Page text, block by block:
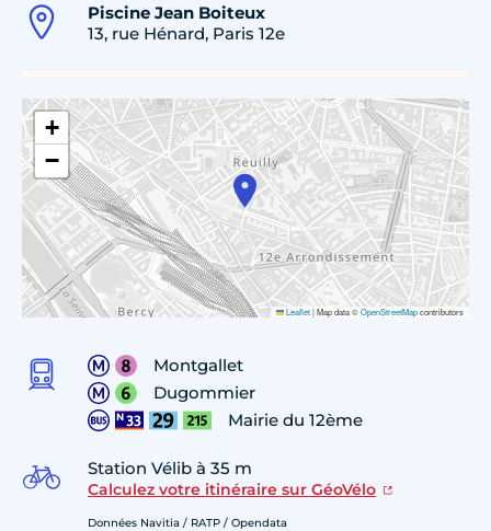
Piscine Jean Boiteux
13, rue Hénard, Paris 12e
+
−
Leaflet|Map data ©OpenStreetMapcontributors
Montgallet
Dugommier
Mairie du 12ème
Station Vélib à 35 m
Calculez votre itinéraire sur GéoVélo
Données Navitia / RATP / Opendata